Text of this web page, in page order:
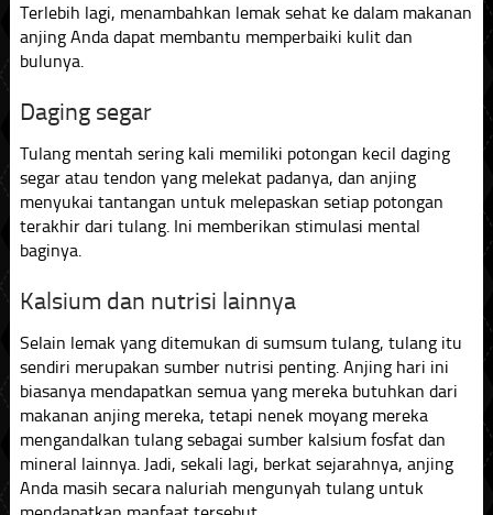
Terlebih lagi, menambahkan lemak sehat ke dalam makanan
anjing Anda dapat membantu memperbaiki kulit dan
bulunya.
Daging segar
Tulang mentah sering kali memiliki potongan kecil daging
segar atau tendon yang melekat padanya, dan anjing
menyukai tantangan untuk melepaskan setiap potongan
terakhir dari tulang. Ini memberikan stimulasi mental
baginya.
Kalsium dan nutrisi lainnya
Selain lemak yang ditemukan di sumsum tulang, tulang itu
sendiri merupakan sumber nutrisi penting. Anjing hari ini
biasanya mendapatkan semua yang mereka butuhkan dari
makanan anjing mereka, tetapi nenek moyang mereka
mengandalkan tulang sebagai sumber kalsium fosfat dan
mineral lainnya. Jadi, sekali lagi, berkat sejarahnya, anjing
Anda masih secara naluriah mengunyah tulang untuk